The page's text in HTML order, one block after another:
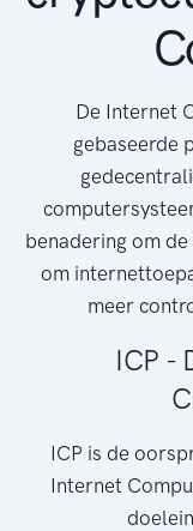
De Internet
gebaseerde
benadering om
om
meer
ICP -
ICP is de
Internet